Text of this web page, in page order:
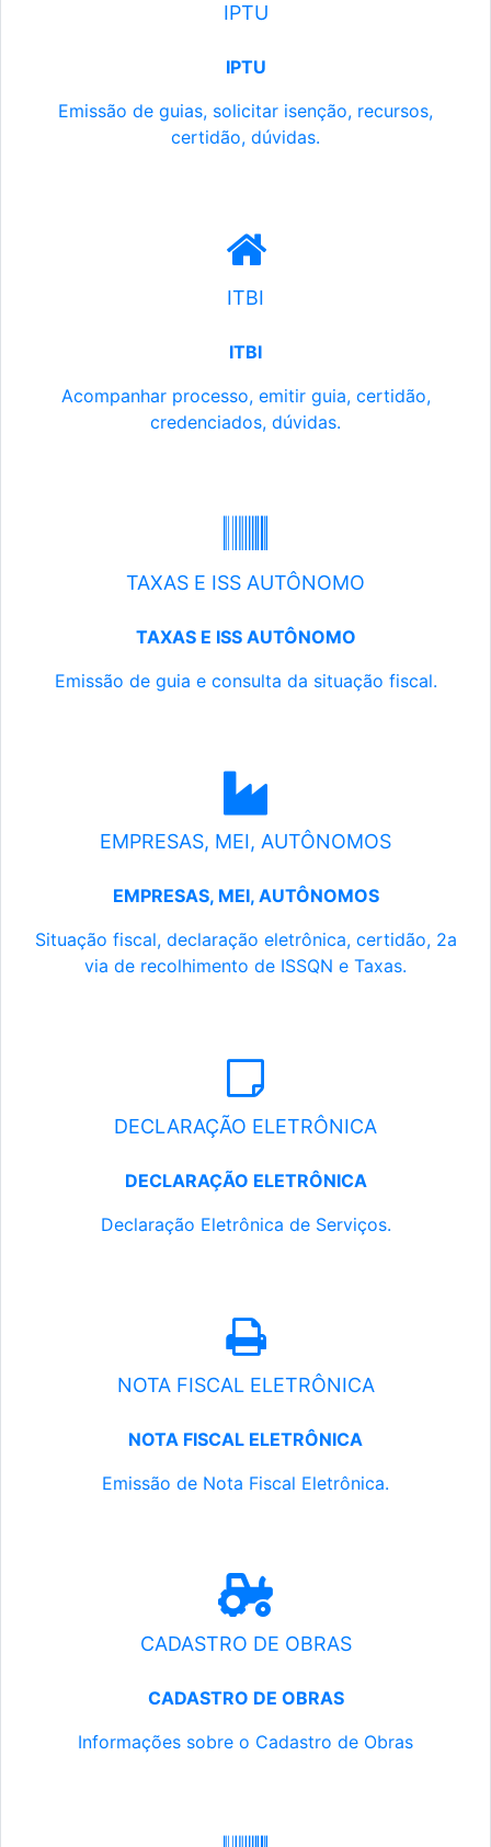
IPTU
IPTU
Emissão de guias, solicitar isenção, recursos,
certidão, dúvidas.
ITBI
ITBI
Acompanhar processo, emitir guia, certidão,
credenciados, dúvidas.
TAXAS E ISS AUTÔNOMO
TAXAS E ISS AUTÔNOMO
Emissão de guia e consulta da situação fiscal.
EMPRESAS, MEI, AUTÔNOMOS
EMPRESAS, MEI, AUTÔNOMOS
Situação fiscal, declaração eletrônica, certidão, 2a
via de recolhimento de ISSQN e Taxas.
DECLARAÇÃO ELETRÔNICA
DECLARAÇÃO ELETRÔNICA
Declaração Eletrônica de Serviços.
NOTA FISCAL ELETRÔNICA
NOTA FISCAL ELETRÔNICA
Emissão de Nota Fiscal Eletrônica.
CADASTRO DE OBRAS
CADASTRO DE OBRAS
Informações sobre o Cadastro de Obras